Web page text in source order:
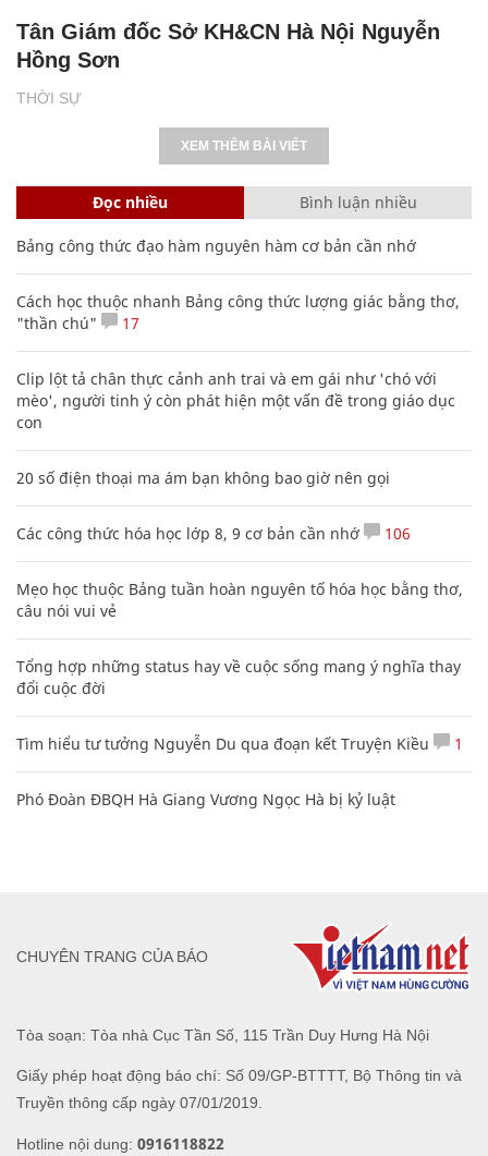
THỜI SỰ
Tân Giám đốc Sở KH&CN Hà Nội Nguyễn
Hồng Sơn
XEM THÊM BÀI VIẾT
Đọc nhiều Bình luận nhiều
Bảng công thức đạo hàm nguyên hàm cơ bản cần nhớ
Cách học thuộc nhanh Bảng công thức lượng giác bằng thơ,
"thần chú"
17
Clip lột tả chân thực cảnh anh trai và em gái như 'chó với
mèo', người tinh ý còn phát hiện một vấn đề trong giáo dục
con
20 số điện thoại ma ám bạn không bao giờ nên gọi
Các công thức hóa học lớp 8, 9 cơ bản cần nhớ 106
Mẹo học thuộc Bảng tuần hoàn nguyên tố hóa học bằng thơ,
câu nói vui vẻ
Tổng hợp những status hay về cuộc sống mang ý nghĩa thay
đổi cuộc đời
Tìm hiểu tư tưởng Nguyễn Du qua đoạn kết Truyện Kiều 1
Phó Đoàn ĐBQH Hà Giang Vương Ngọc Hà bị kỷ luật
Tòa soạn: Tòa nhà Cục Tần Số, 115 Trần Duy Hưng Hà Nội
Giấy phép hoạt động báo chí: Số 09/GP-BTTTT, Bộ Thông tin và
Truyền thông cấp ngày 07/01/2019.
Hotline nội dung: 0916118822
CHUYÊN TRANG CỦA BÁO